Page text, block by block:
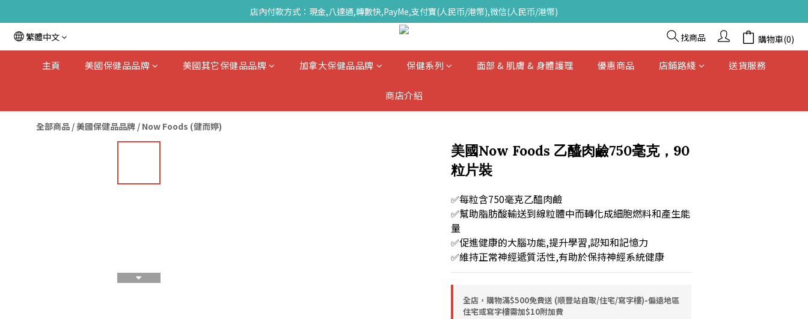
店內付款方式：現金,八達通,轉數快,PayMe,支付寶(人民币/港幣),微信(人民币/港幣)
繁體中文 找商品 購物車(0)
主頁 美國保健品品牌 美國其它保健品品牌 加拿大保健品品牌 保健系列 面部 & 肌膚 & 身體護理 優惠商品 店鋪路綫 送貨服務
商店介紹
全部商品 /美國保健品品牌 / Now Foods (健而婷)
美國Now Foods 乙醯肉鹼750毫克，90
粒片裝
✅每粒含750毫克乙醯肉鹼
✅幫助脂肪酸輸送到線粒體中而轉化成細胞燃料和產生能
量
✅促進健康的大腦功能,提升學習,認知和記憶力
✅維持正常神經遞質活性,有助於保持神經系統健康
全店，購物滿$500免費送 (順豐站自取/住宅/寫字樓)-偏遠地區
住宅或寫字樓需加$10附加費